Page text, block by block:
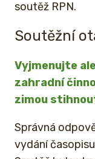
soutěž RPN.
Soutěžní
Vyjmenujte
zahradní
zimou
Správná
vydání